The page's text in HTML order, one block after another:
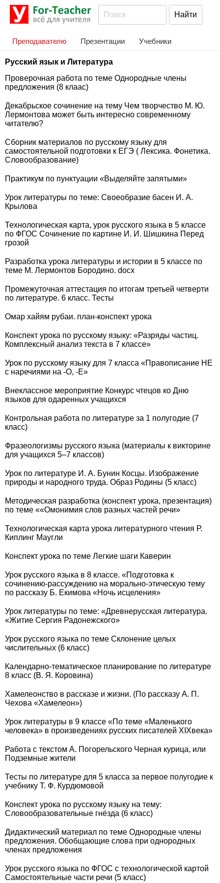
Преподавателю Презентации Учебники
Русский язык и Литература
Проверочная работа по теме Однородные члены
предложения (8 клаас)
Декабрьское сочинение на тему Чем творчество М. Ю.
Лермонтова может быть интересно современному
читателю?
Сборник материалов по русскому языку для
самостоятельной подготовки к ЕГЭ ( Лексика. Фонетика.
Словообразование)
Практикум по пунктуации «Выделяйте запятыми»
Урок литературы по теме: Своеобразие басен И. А.
Крылова
Технологическая карта, урок русского языка в 5 классе
по ФГОС Сочинение по картине И. И. Шишкина Перед
грозой
Разработка урока литературы и истории в 5 классе по
теме М. Лермонтов Бородино. docx
Промежуточная аттестация по итогам третьей четверти
по литературе. 6 класс. Тесты
Омар хайям рубаи. план-конспект урока
Конспект урока по русскому языку: «Разряды частиц.
Комплексный анализ текста в 7 классе»
Урок по русскому языку для 7 класса «Правописание НЕ
с наречиями на -О, -Е»
Внеклассное мероприятие Конкурс чтецов ко Дню
языков для одаренных учащихся
Контрольная работа по литературе за 1 полугодие (7
класс)
Фразеологизмы русского языка (материалы к викторине
для учащихся 5–7 классов)
Урок по литературе И. А. Бунин Косцы. Изображение
природы и народного труда. Образ Родины (5 класс)
Методическая разработка (конспект урока, презентация)
по теме ««Омонимия слов разных частей речи»
Технологическая карта урока литературного чтения Р.
Киплинг Маугли
Конспект урока по теме Легкие шаги Каверин
Урок русского языка в 8 классе. «Подготовка к
сочинению-рассуждению на морально-этическую тему
по рассказу Б. Екимова «Ночь исцеления»
Урок литературы по теме: «Древнерусская литература.
«Житие Сергия Радонежского»
Урок русского языка по теме Склонение целых
числительных (6 класс)
Календарно-тематическое планирование по литературе
8 класс (В. Я. Коровина)
Хамелеонство в рассказе и жизни. (По рассказу А. П.
Чехова «Хамелеон»)
Урок литературы в 9 классе «По теме «Маленького
человека» в произведениях русских писателей XIXвека»
Работа с текстом А. Погорельского Черная курица, или
Подземные жители
Тесты по литературе для 5 класса за первое полугодие к
учебнику Т. Ф. Курдюмовой
Конспект урока по русскому языку на тему:
Словообразовательные гнёзда (6 класс)
Дидактический материал по теме Однородные члены
предложения. Обобщающие слова при однородных
членах предложения
Урок русского языка по ФГОС с технологической картой
Самостоятельные части речи (5 класс)